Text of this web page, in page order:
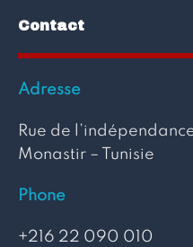
Contact
Adresse
Rue de
Monastir – Tunisie
Phone
+216 22 090 010